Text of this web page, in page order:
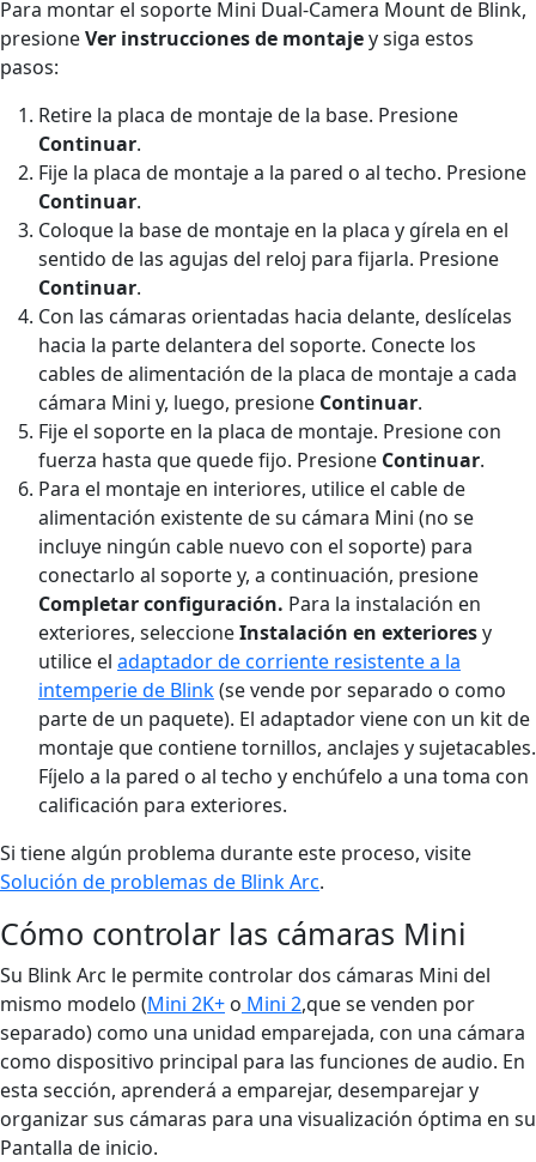
Para montar el soporte Mini Dual-Camera Mount de Blink,
presioneVer instrucciones de montajey siga estos
pasos:
Retire la placa de montaje de la base. Presione
Continuar.
Fije la placa de montaje a la pared o al techo. Presione
Continuar.
Coloque la base de montaje en la placa y gírela en el
sentido de las agujas del reloj para fijarla. Presione
Continuar.
Con las cámaras orientadas hacia delante, deslícelas
hacia la parte delantera del soporte. Conecte los
cables de alimentación de la placa de montaje a cada
cámara Mini y, luego, presione Continuar.
Fije el soporte en la placa de montaje. Presione con
fuerza hasta que quede fijo. Presione Continuar.
Para el montaje en interiores, utilice el cable de
alimentación existente de su cámara Mini (no se
incluye ningún cable nuevo con el soporte) para
conectarlo al soporte y, a continuación, presione
Completar configuración. Para la instalación en
exteriores, seleccioneInstalación en exterioresy
utilice el adaptador de corriente resistente a la
intemperie de Blink(se vende por separado o como
parte de un paquete). El adaptador viene con un kit de
montaje que contiene tornillos, anclajes y sujetacables.
Fíjelo a la pared o al techo y enchúfelo a una toma con
calificación para exteriores.
Si tiene algún problema durante este proceso, visite
Solución de problemas de Blink Arc.
Cómo controlar las cámaras Mini
Su Blink Arc le permite controlar dos cámaras Mini del
mismo modelo (Mini 2K+ o Mini 2,que se venden por
separado) como una unidad emparejada, con una cámara
como dispositivo principal para las funciones de audio. En
esta sección, aprenderá a emparejar, desemparejar y
organizar sus cámaras para una visualización óptima en su
Pantalla de inicio.